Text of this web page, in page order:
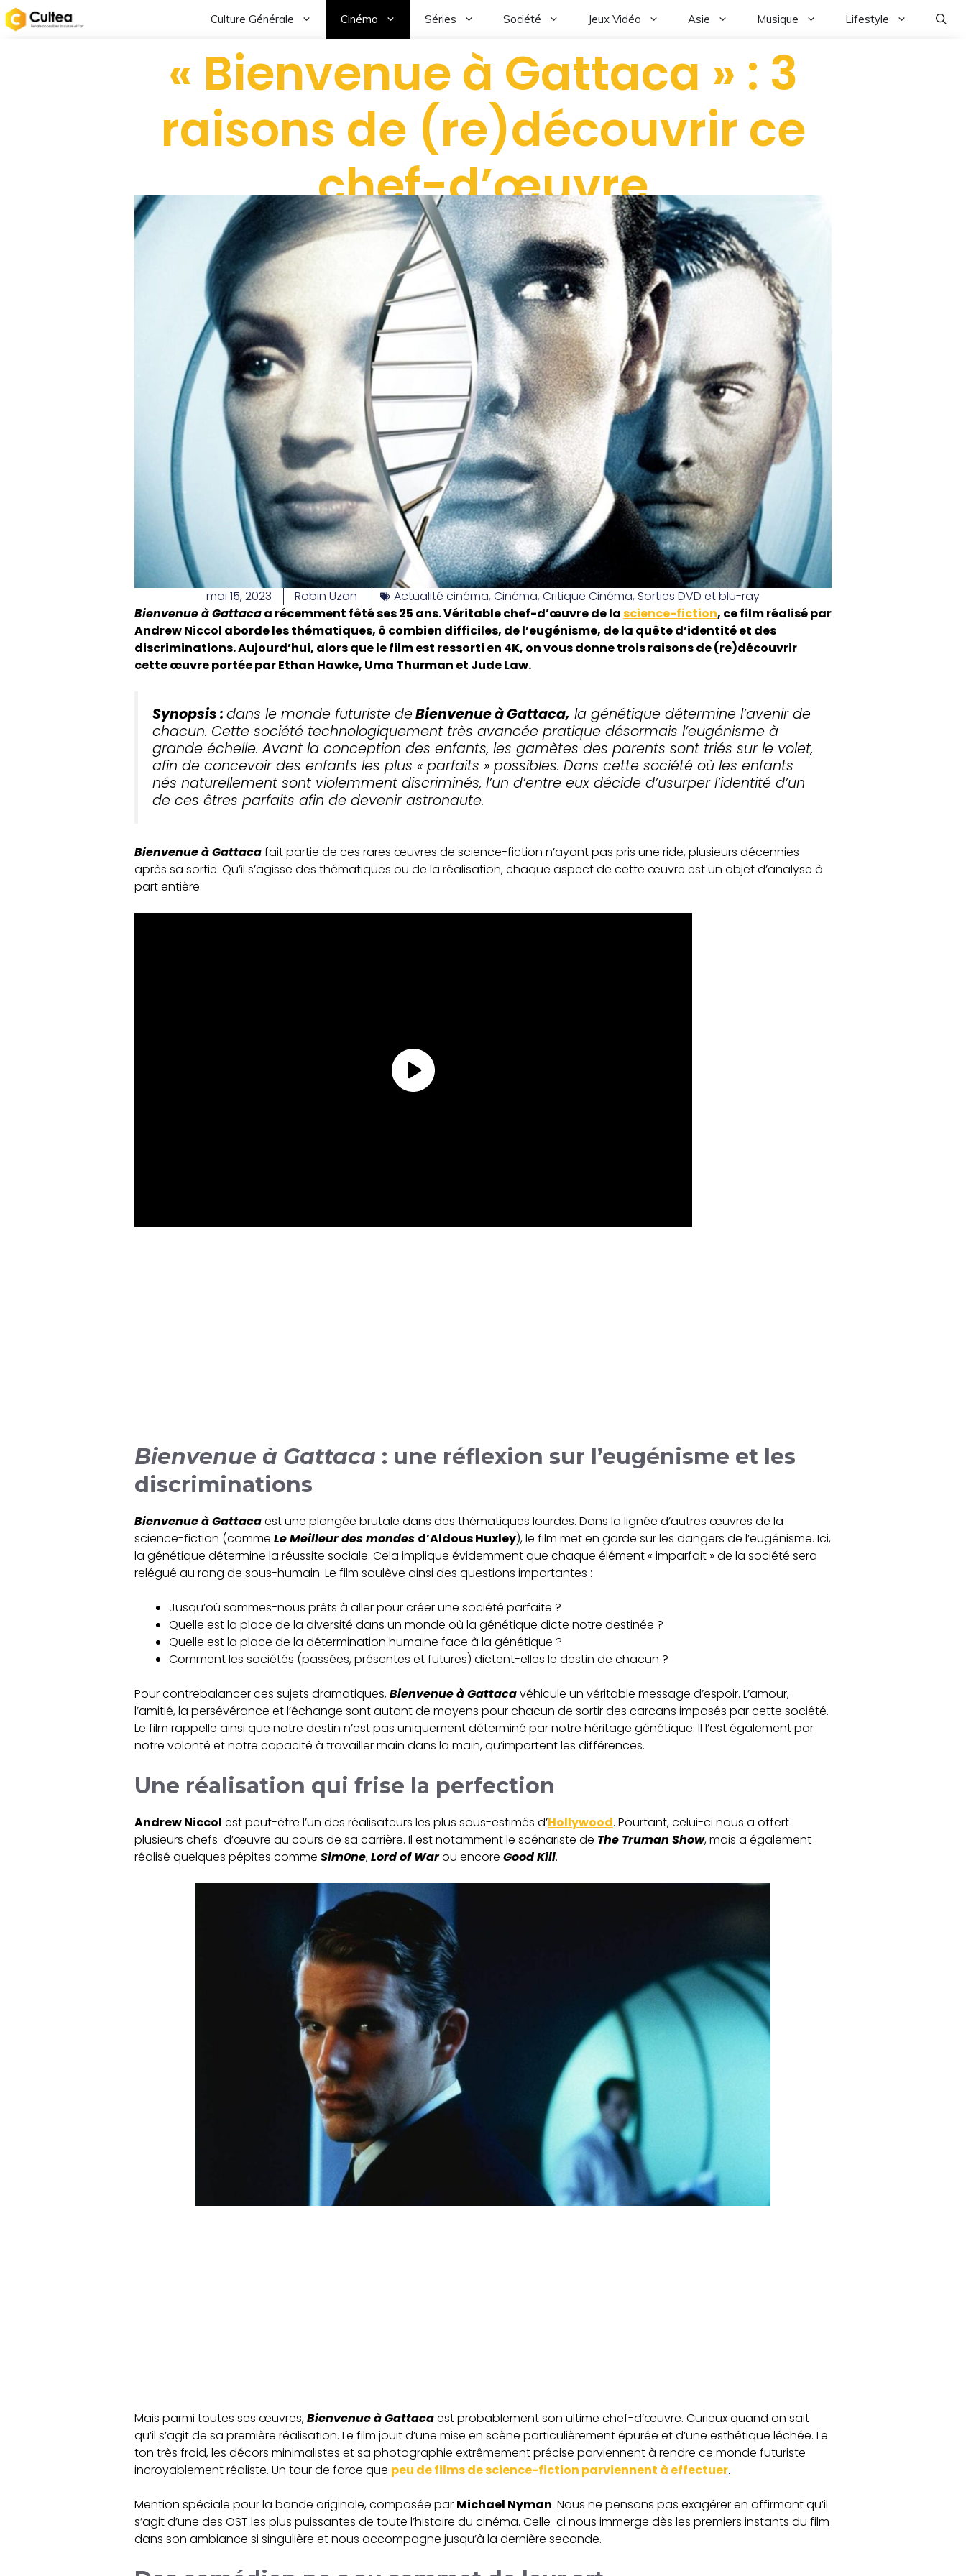
Culture Générale Cinéma Séries Société Jeux Vidéo Asie Musique Lifestyle
« Bienvenue à Gattaca » : 3
raisons de (re)découvrir ce
chef-d’œuvre
mai 15, 2023 Robin Uzan Actualité cinéma,Cinéma,Critique Cinéma,Sorties DVD et blu-ray
Bienvenue à Gattacaa récemment fêté ses 25 ans. Véritable chef-d’œuvre de lascience-fiction, ce film réalisé par
Andrew Niccol aborde les thématiques, ô combien difficiles, de l’eugénisme, de la quête d’identité et des
discriminations. Aujourd’hui, alors que le film est ressorti en 4K, on vous donne trois raisons de (re)découvrir
cette œuvre portée par Ethan Hawke, Uma Thurman et Jude Law.
Synopsis :dans le monde futuriste deBienvenue à Gattaca, la génétique détermine l’avenir de
chacun. Cette société technologiquement très avancée pratique désormais l’eugénisme à
grande échelle. Avant la conception des enfants, les gamètes des parents sont triés sur le volet,
afin de concevoir des enfants les plus « parfaits » possibles. Dans cette société où les enfants
nés naturellement sont violemment discriminés, l’un d’entre eux décide d’usurper l’identité d’un
de ces êtres parfaits afin de devenir astronaute.
Bienvenue à Gattacafait partie de ces rares œuvres de science-fiction n’ayant pas pris une ride, plusieurs décennies
après sa sortie. Qu’il s’agisse des thématiques ou de la réalisation, chaque aspect de cette œuvre est un objet d’analyse à
part entière.
Bienvenue à Gattaca : une réflexion sur l’eugénisme et les
discriminations
Bienvenue à Gattacaest une plongée brutale dans des thématiques lourdes. Dans la lignée d’autres œuvres de la
science-fiction (comme Le Meilleur des mondes d’Aldous Huxley), le film met en garde sur les dangers de l’eugénisme. Ici,
la génétique détermine la réussite sociale. Cela implique évidemment que chaque élément « imparfait » de la société sera
relégué au rang de sous-humain. Le film soulève ainsi des questions importantes :
Jusqu’où sommes-nous prêts à aller pour créer une société parfaite ?
Quelle est la place de la diversité dans un monde où la génétique dicte notre destinée ?
Quelle est la place de la détermination humaine face à la génétique ?
Comment les sociétés (passées, présentes et futures) dictent-elles le destin de chacun ?
Pour contrebalancer ces sujets dramatiques,Bienvenue à Gattacavéhicule un véritable message d’espoir. L’amour,
l’amitié, la persévérance et l’échange sont autant de moyens pour chacun de sortir des carcans imposés par cette société.
Le film rappelle ainsi que notre destin n’est pas uniquement déterminé par notre héritage génétique. Il l’est également par
notre volonté et notre capacité à travailler main dans la main, qu’importent les différences.
Une réalisation qui frise la perfection
Andrew Niccol est peut-être l’un des réalisateurs les plus sous-estimés d’Hollywood. Pourtant, celui-ci nous a offert
plusieurs chefs-d’œuvre au cours de sa carrière. Il est notamment le scénariste de The Truman Show, mais a également
réalisé quelques pépites comme Sim0ne,Lord of Warou encore Good Kill.
Mais parmi toutes ses œuvres,Bienvenue à Gattacaest probablement son ultime chef-d’œuvre. Curieux quand on sait
qu’il s’agit de sa première réalisation. Le film jouit d’une mise en scène particulièrement épurée et d’une esthétique léchée. Le
ton très froid, les décors minimalistes et sa photographie extrêmement précise parviennent à rendre ce monde futuriste
incroyablement réaliste. Un tour de force que peu de films de science-fiction parviennent à effectuer.
Mention spéciale pour la bande originale, composée par Michael Nyman. Nous ne pensons pas exagérer en affirmant qu’il
s’agit d’une des OST les plus puissantes de toute l’histoire du cinéma. Celle-ci nous immerge dès les premiers instants du film
dans son ambiance si singulière et nous accompagne jusqu’à la dernière seconde.